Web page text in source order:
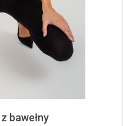
bawełny